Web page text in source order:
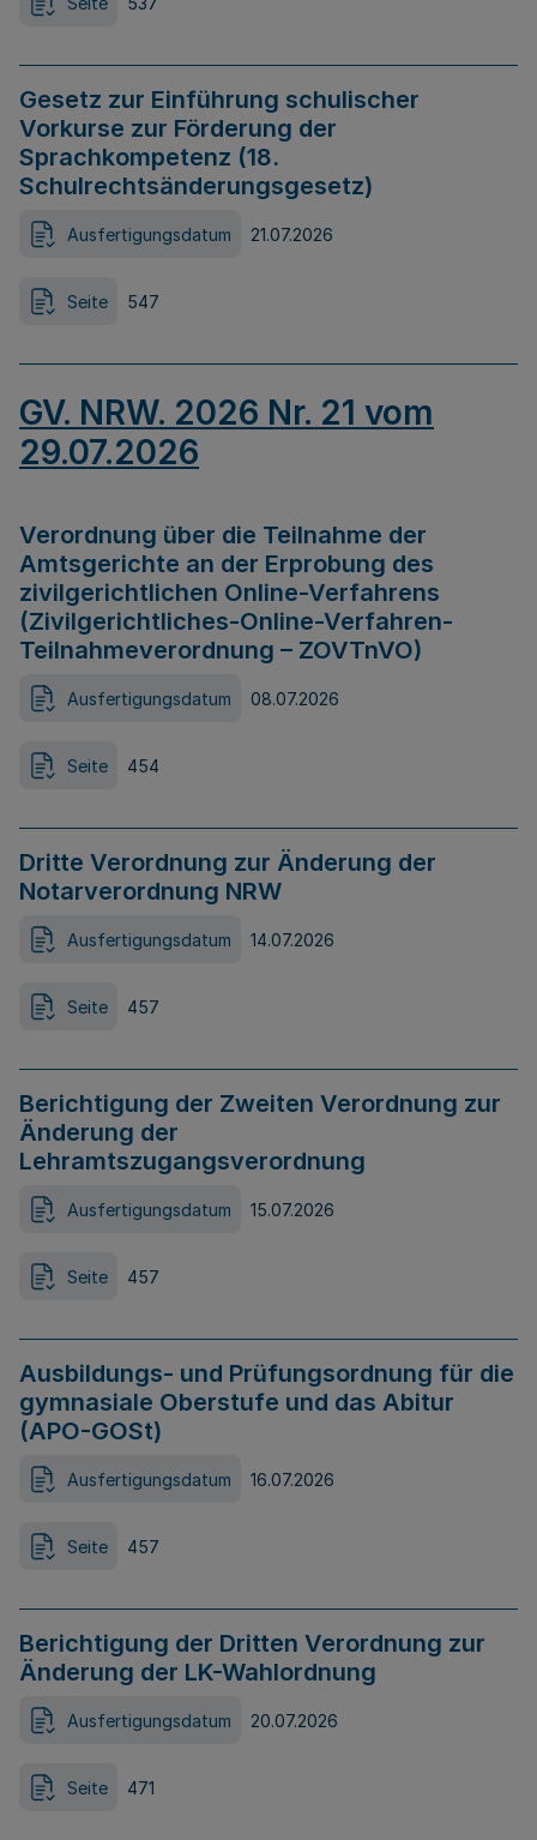
Gesetz zur Einführung schulischer
Vorkurse zur Förderung der
Sprachkompetenz (18.
Schulrechtsänderungsgesetz)
Ausfertigungsdatum 21.07.2026
Seite 547
GV. NRW. 2026 Nr. 21 vom
29.07.2026
Verordnung über die Teilnahme der
Amtsgerichte an der Erprobung des
zivilgerichtlichen Online-Verfahrens
(Zivilgerichtliches-Online-Verfahren-
Teilnahmeverordnung – ZOVTnVO)
Ausfertigungsdatum 08.07.2026
Seite 454
Dritte Verordnung zur Änderung der
Notarverordnung NRW
Ausfertigungsdatum 14.07.2026
Seite 457
Berichtigung der Zweiten Verordnung zur
Änderung der
Lehramtszugangsverordnung
Ausfertigungsdatum 15.07.2026
Seite 457
Ausbildungs- und Prüfungsordnung für die
gymnasiale Oberstufe und das Abitur
(APO-GOSt)
Ausfertigungsdatum 16.07.2026
Seite 457
Berichtigung der Dritten Verordnung zur
Änderung der LK-Wahlordnung
Ausfertigungsdatum 20.07.2026
Seite 471